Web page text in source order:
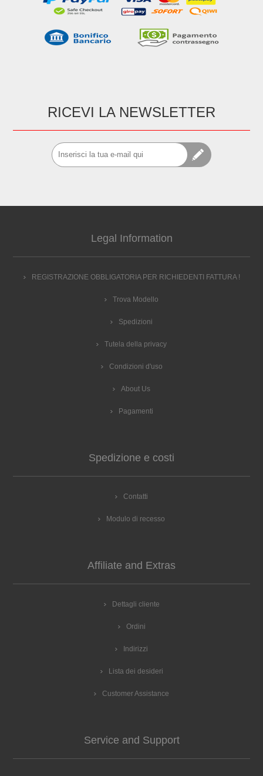
RICEVI LA NEWSLETTER
Legal Information
REGISTRAZIONE OBBLIGATORIA PER RICHIEDENTI FATTURA !
Trova Modello
Spedizioni
Tutela della privacy
Condizioni d'uso
About Us
Pagamenti
Spedizione e costi
Contatti
Modulo di recesso
Affiliate and Extras
Dettagli cliente
Ordini
Indirizzi
Lista dei desideri
Customer Assistance
Service and Support